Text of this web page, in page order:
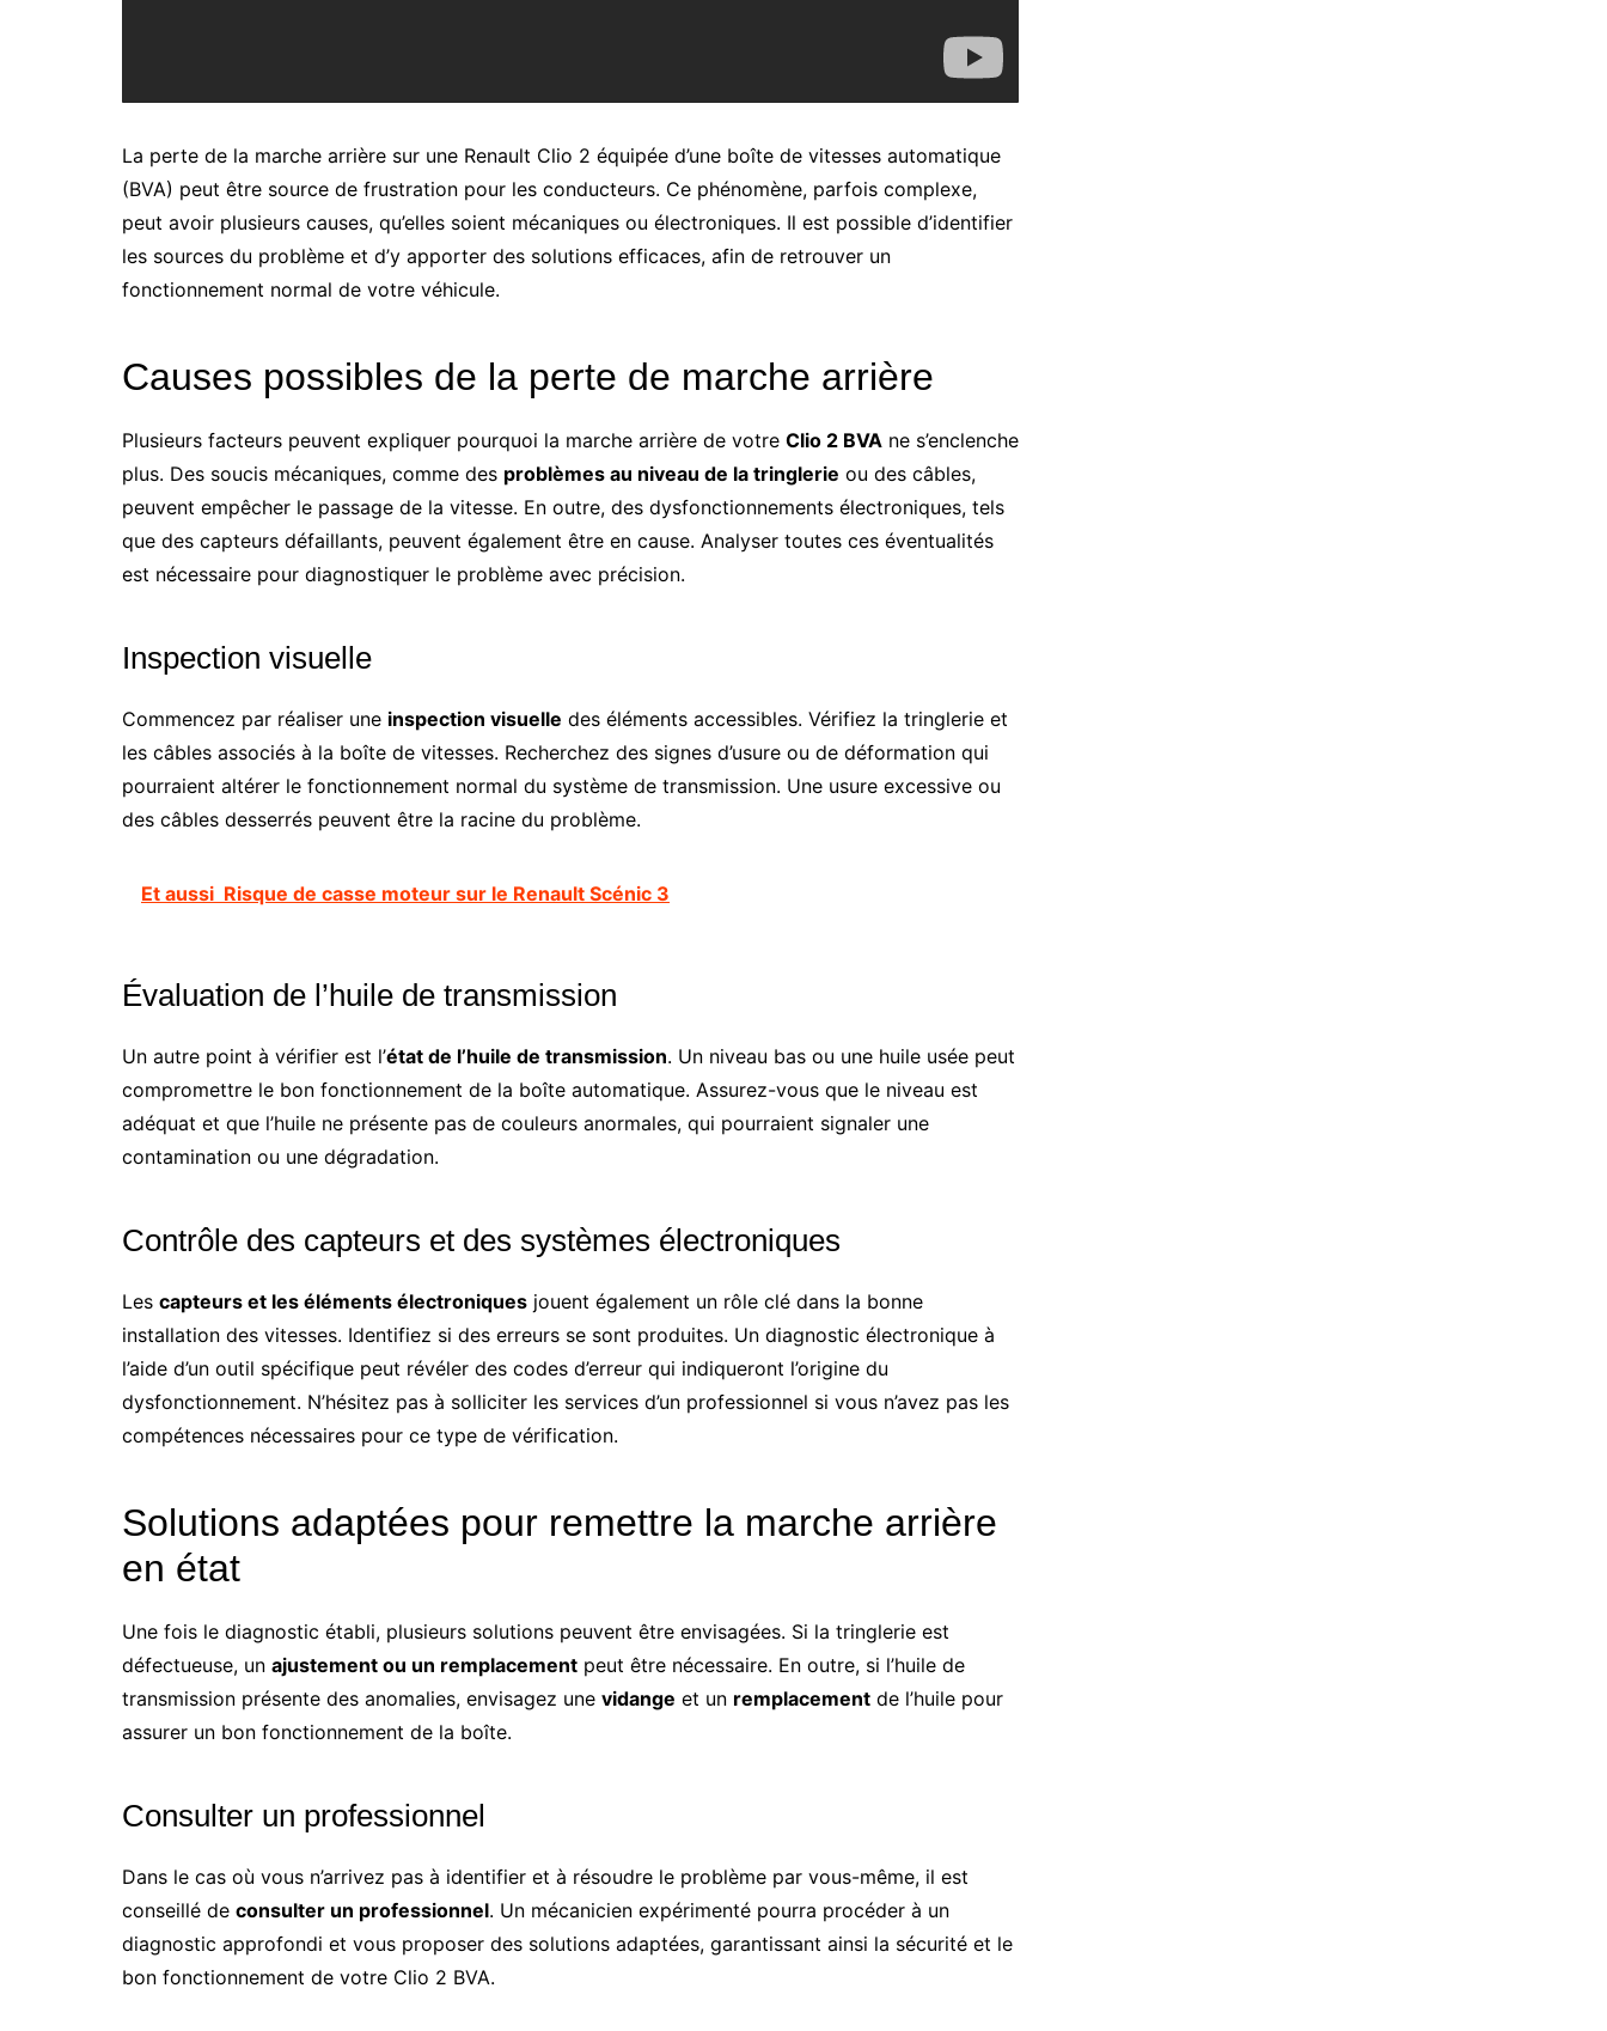
La perte de la marche arrière sur une Renault Clio 2 équipée d’une boîte de vitesses automatique
(BVA) peut être source de frustration pour les conducteurs. Ce phénomène, parfois complexe,
peut avoir plusieurs causes, qu’elles soient mécaniques ou électroniques. Il est possible d’identifier
les sources du problème et d’y apporter des solutions efficaces, afin de retrouver un
fonctionnement normal de votre véhicule.
Causes possibles de la perte de marche arrière
Plusieurs facteurs peuvent expliquer pourquoi la marche arrière de votre Clio 2 BVA ne s’enclenche
plus. Des soucis mécaniques, comme des problèmes au niveau de la tringlerie ou des câbles,
peuvent empêcher le passage de la vitesse. En outre, des dysfonctionnements électroniques, tels
que des capteurs défaillants, peuvent également être en cause. Analyser toutes ces éventualités
est nécessaire pour diagnostiquer le problème avec précision.
Inspection visuelle
Commencez par réaliser une inspection visuelle des éléments accessibles. Vérifiez la tringlerie et
les câbles associés à la boîte de vitesses. Recherchez des signes d’usure ou de déformation qui
pourraient altérer le fonctionnement normal du système de transmission. Une usure excessive ou
des câbles desserrés peuvent être la racine du problème.
Et aussi Risque de casse moteur sur le Renault Scénic 3
Évaluation de l’huile de transmission
Un autre point à vérifier est l’état de l’huile de transmission. Un niveau bas ou une huile usée peut
compromettre le bon fonctionnement de la boîte automatique. Assurez-vous que le niveau est
adéquat et que l’huile ne présente pas de couleurs anormales, qui pourraient signaler une
contamination ou une dégradation.
Contrôle des capteurs et des systèmes électroniques
Les capteurs et les éléments électroniques jouent également un rôle clé dans la bonne
installation des vitesses. Identifiez si des erreurs se sont produites. Un diagnostic électronique à
l’aide d’un outil spécifique peut révéler des codes d’erreur qui indiqueront l’origine du
dysfonctionnement. N’hésitez pas à solliciter les services d’un professionnel si vous n’avez pas les
compétences nécessaires pour ce type de vérification.
Solutions adaptées pour remettre la marche arrière
en état
Une fois le diagnostic établi, plusieurs solutions peuvent être envisagées. Si la tringlerie est
défectueuse, un ajustement ou un remplacement peut être nécessaire. En outre, si l’huile de
transmission présente des anomalies, envisagez une vidange et un remplacement de l’huile pour
assurer un bon fonctionnement de la boîte.
Consulter un professionnel
Dans le cas où vous n’arrivez pas à identifier et à résoudre le problème par vous-même, il est
conseillé de consulter un professionnel. Un mécanicien expérimenté pourra procéder à un
diagnostic approfondi et vous proposer des solutions adaptées, garantissant ainsi la sécurité et le
bon fonctionnement de votre Clio 2 BVA.